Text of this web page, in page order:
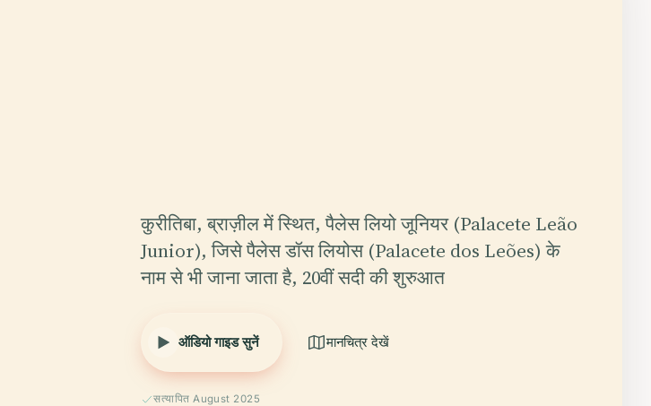
कुरीतिबा, ब्राज़ील में स्थित, पैलेस लियो जूनियर (Palacete Leão
Junior), जिसे पैलेस डॉस लियोस (Palacete dos Leões) के
नाम से भी जाना जाता है, 20वीं सदी की शुरुआत
ऑडियो गाइड सुनें मानचित्र देखें
सत्यापित August 2025